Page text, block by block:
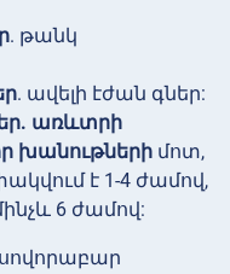
. թանկ
. ավելի էժան գներ:
առևտրի
խանութների մոտ,
է 1-4 ժամով,
6 ժամով: